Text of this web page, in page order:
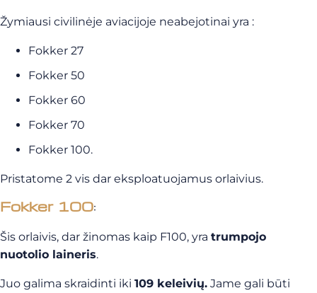
Žymiausi civilinėje aviacijoje neabejotinai yra :
Fokker 27
Fokker 50
Fokker 60
Fokker 70
Fokker 100.
Pristatome 2 vis dar eksploatuojamus orlaivius.
Fokker 100:
Šis orlaivis, dar žinomas kaip F100, yra trumpojo
nuotolio laineris.
Juo galima skraidinti iki 109 keleivių. Jame gali būti